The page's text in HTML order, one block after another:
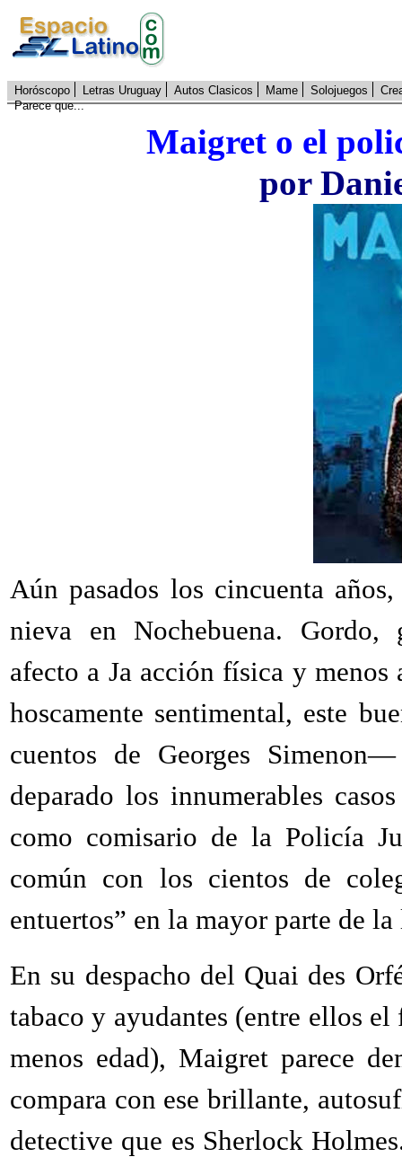
Horóscopo Letras Uruguay Autos Clasicos Mame Solojuegos
Parece que...
Maigret o el
por
Aún pasados los cincuenta
nieva en Nochebuena. Gordo,
afecto a Ja acción física y
hoscamente sentimental, este
cuentos de Georges
deparado los innumerables
como comisario de la Policía
común con los cientos de
entuertos” en la mayor parte de
En su despacho del Quai des
tabaco y ayudantes (entre ellos
menos edad), Maigret parece
compara con ese brillante,
detective que es Sherlock